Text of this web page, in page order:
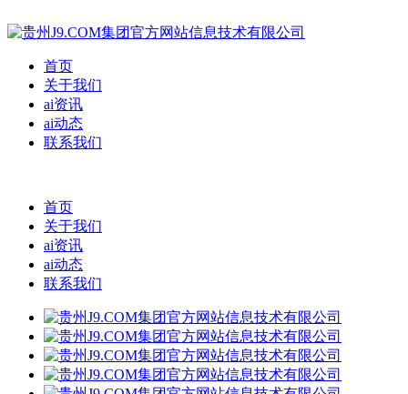
首页
关于我们
ai资讯
ai动态
联系我们
首页
关于我们
ai资讯
ai动态
联系我们